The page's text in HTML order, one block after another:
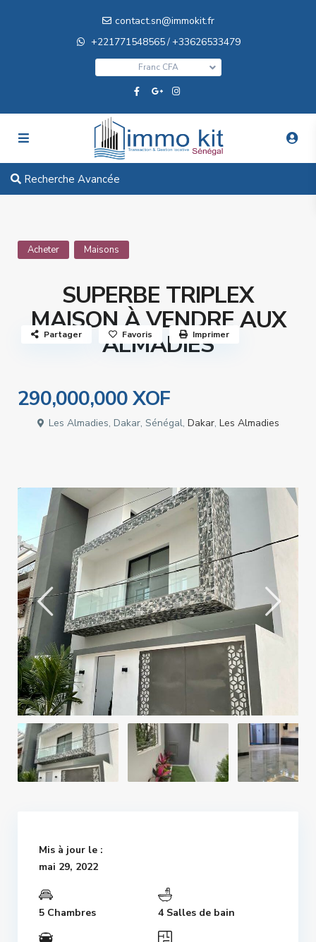
contact.sn@immokit.fr
+221771548565/+33626533479
Franc CFA
Recherche Avancée
Acheter Maisons
SUPERBE TRIPLEX
MAISON À VENDRE AUX
ALMADIES
290,000,000 XOF
Les Almadies, Dakar, Sénégal, Dakar, Les Almadies
Partager Favoris Imprimer
Mis à jour le :
mai 29, 2022
5 Chambres 4 Salles de bain